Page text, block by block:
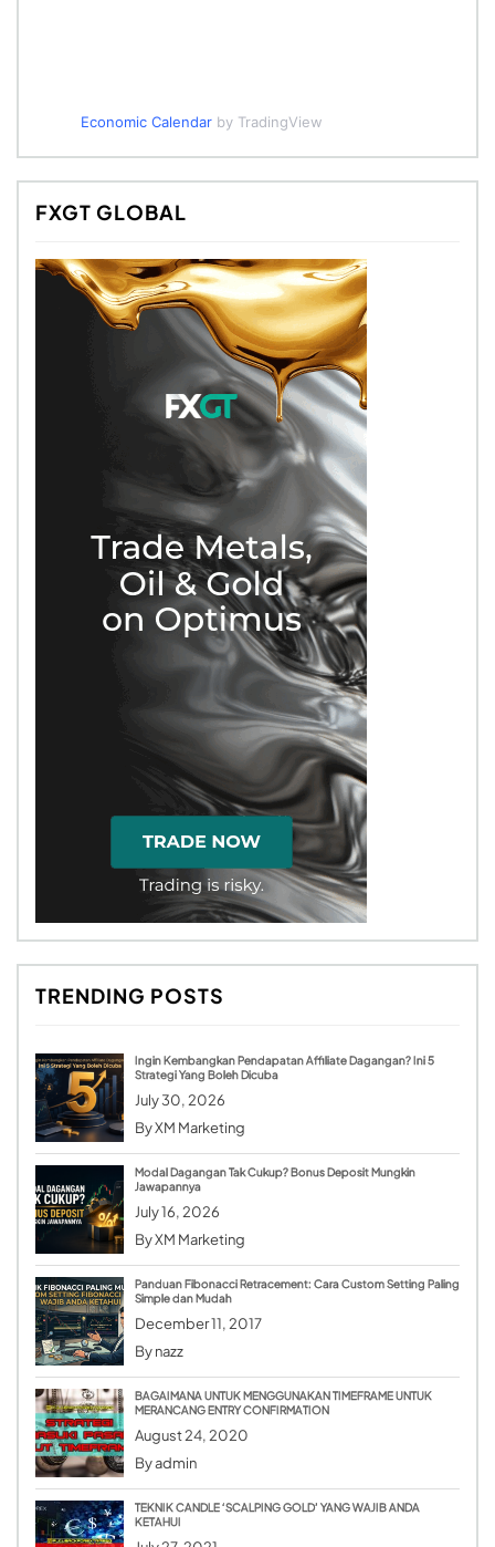
Economic Calendarby TradingView
FXGT GLOBAL
TRENDING POSTS
Ingin Kembangkan Pendapatan Affiliate Dagangan? Ini 5
Strategi Yang Boleh Dicuba
July 30, 2026
ByXM Marketing
Modal Dagangan Tak Cukup? Bonus Deposit Mungkin
Jawapannya
July 16, 2026
ByXM Marketing
Panduan Fibonacci Retracement: Cara Custom Setting Paling
Simple dan Mudah
December 11, 2017
Bynazz
BAGAIMANA UNTUK MENGGUNAKAN TIMEFRAME UNTUK
MERANCANG ENTRY CONFIRMATION
August 24, 2020
Byadmin
TEKNIK CANDLE ‘SCALPING GOLD’ YANG WAJIB ANDA
KETAHUI